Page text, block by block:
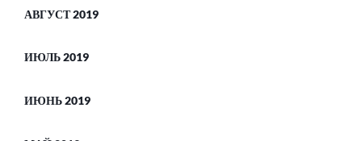
АВГУСТ 2019
ИЮЛЬ 2019
ИЮНЬ 2019